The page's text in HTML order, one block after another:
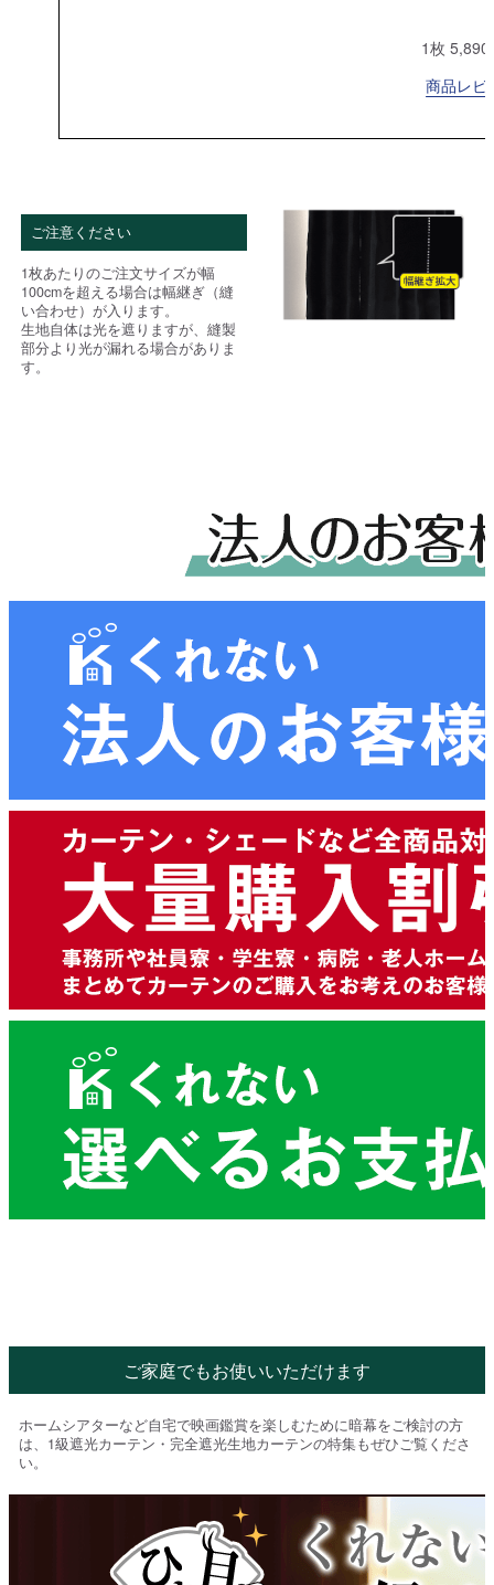
1枚
商品レビ
ご注意ください
1枚あたりのご注文サイズが幅
100cmを超える場合は幅継ぎ（縫
い合わせ）が入ります。
生地自体は光を遮りますが、縫製
部分より光が漏れる場合がありま
す。
ご家庭でもお使いいただけます
ホームシアターなど自宅で映画鑑賞を楽しむために暗幕をご検討の方
は、1級遮光カーテン・完全遮光生地カーテンの特集もぜひご覧くださ
い。